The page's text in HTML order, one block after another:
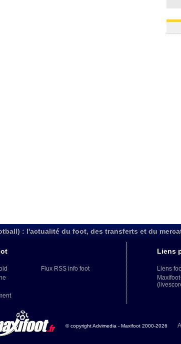
: l'actualité du foot, des transferts et du
Flux RSS info foot
Liens
Liens
© copyright Advimedia - Maxifoot 2000-2026